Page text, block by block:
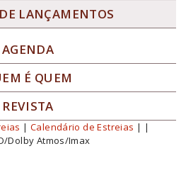
LANÇAMENTOS
AGENDA
É QUEM
REVISTA
| Calendário de Estreias | |
Dolby Atmos/Imax